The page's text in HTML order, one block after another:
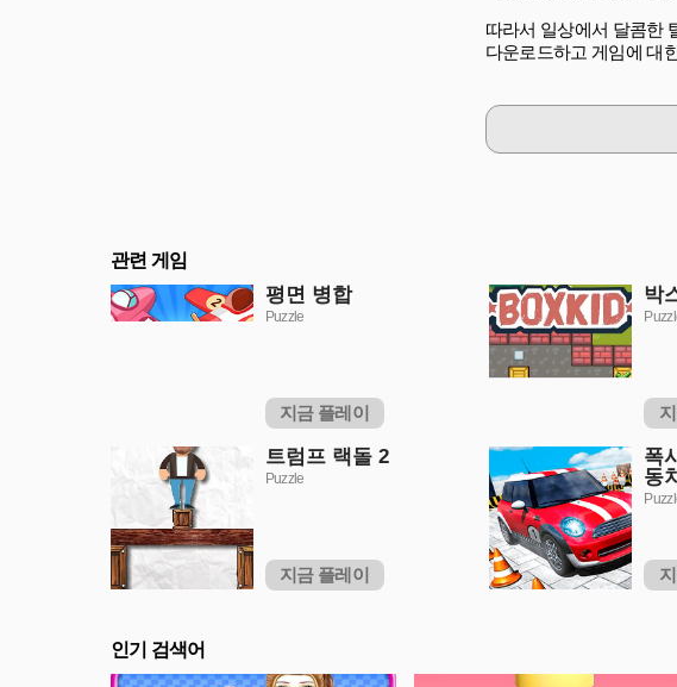
따라서 일상에서 달콤한
다운로드하고 게임에 대
관련 게임
평면 병합
Puzzle
지금 플레이
박
트럼프 랙돌 2
Puzzle
지금 플레이
폭
동
인기 검색어